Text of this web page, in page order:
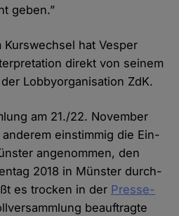
geben.”
hat Vesper
direkt von seinem
Lobby­organisation ZdK.
am 21./22. November
ein­stimmig die Ein­
ange­nommen, den
2018 in Münster durch­
es trocken in der Presse­
beauf­tragte